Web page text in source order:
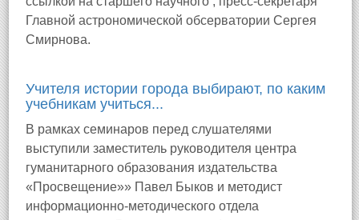
Главной астрономической обсерватории Сергея
Смирнова.
Учителя истории города выбирают, по каким
учебникам учиться...
В рамках семинаров перед слушателями
выступили заместитель руководителя центра
гуманитарного образования издательства
«Просвещение»» Павел Быков и методист
информационно-методического отдела